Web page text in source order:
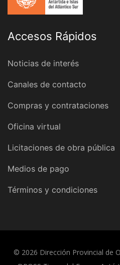
Accesos Rápidos
Noticias de interés
Canales de contacto
Compras y contrataciones
Oficina virtual
Licitaciones de obra pública
Medios de pago
Términos y condiciones
© 2026 Dirección Provincial de